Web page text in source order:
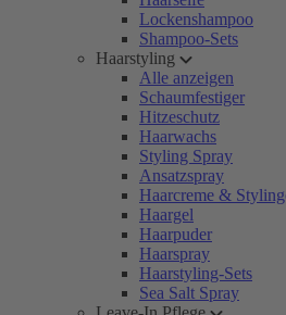
Lockenshampoo
Shampoo-Sets
Haarstyling
Alle anzeigen
Schaumfestiger
Hitzeschutz
Haarwachs
Styling Spray
Ansatzspray
Haarcreme &
Haargel
Haarpuder
Haarspray
Haarstyling-Sets
Sea Salt Spray